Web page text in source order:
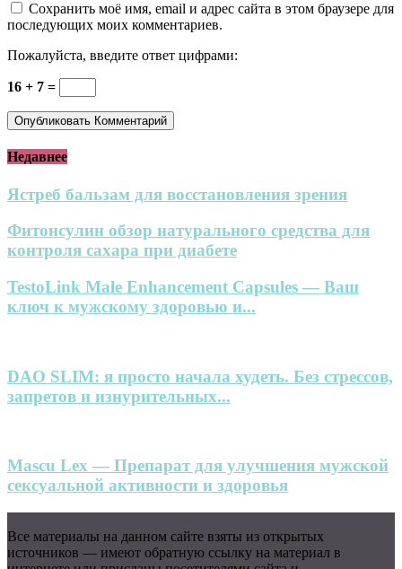
Сохранить моё имя, email и адрес сайта в этом браузере для
последующих моих комментариев.
Пожалуйста, введите ответ цифрами:
16 + 7 =
Недавнее
Ястреб бальзам для восстановления зрения
Фитонсулин обзор натурального средства для
контроля сахара при диабете
TestoLink Male Enhancement Capsules — Ваш
ключ к мужскому здоровью и...
DAO SLIM: я просто начала худеть. Без стрессов,
запретов и изнурительных...
Mascu Lex — Препарат для улучшения мужской
сексуальной активности и здоровья
Все материалы на данном сайте взяты из открытых
источников — имеют обратную ссылку на материал в